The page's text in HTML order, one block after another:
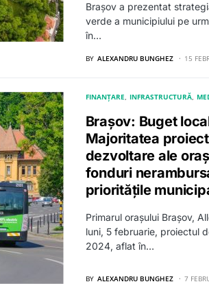
Brașov a prezentat
verde a municipiului pe
în…
BY ALEXANDRU BUNGHEZ 15
FINANȚARE INFRASTRUCTURĂ
Brașov: Buget
Majoritatea
dezvoltare ale
fonduri
prioritățile
Primarul orașului Brașov,
luni, 5 februarie, proiectul
2024, aflat în…
BY ALEXANDRU BUNGHEZ 7